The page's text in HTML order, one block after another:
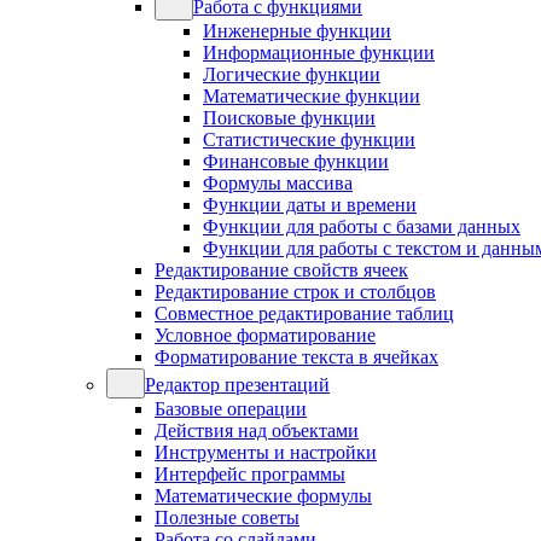
Работа с функциями
Инженерные функции
Информационные функции
Логические функции
Математические функции
Поисковые функции
Статистические функции
Финансовые функции
Формулы массива
Функции даты и времени
Функции для работы с базами данных
Функции для работы с текстом и
Редактирование свойств ячеек
Редактирование строк и столбцов
Совместное редактирование таблиц
Условное форматирование
Форматирование текста в ячейках
Редактор презентаций
Базовые операции
Действия над объектами
Инструменты и настройки
Интерфейс программы
Математические формулы
Полезные советы